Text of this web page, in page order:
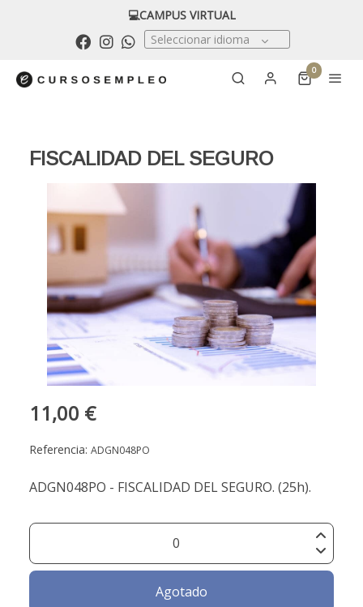
💻CAMPUS VIRTUAL
Seleccionar idioma
0
FISCALIDAD DEL SEGURO
11,00 €
Referencia: ADGN048PO
ADGN048PO - FISCALIDAD DEL SEGURO. (25h).
Agotado